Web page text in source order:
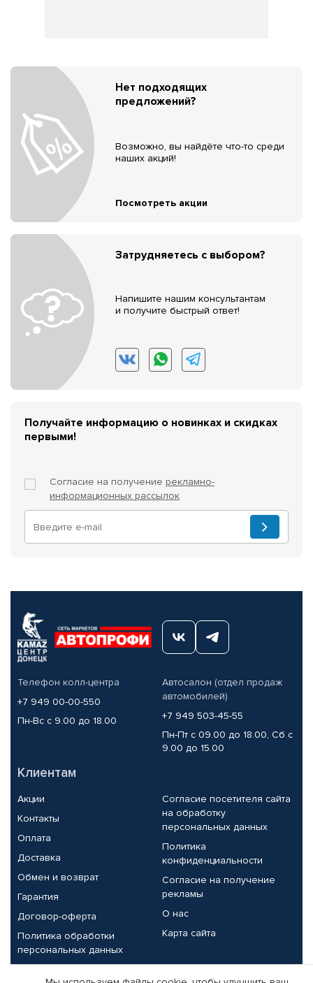
Нет подходящих
предложений?
Возможно, вы найдёте что-то среди
наших акций!
Посмотреть акции
Затрудняетесь с выбором?
Напишите нашим консультантам
и получите быстрый ответ!
Получайте информацию о новинках и скидках
первыми!
Согласие на получение рекламно-
информационных рассылок
Телефон колл-центра
+7 949 00-00-550
Пн-Вс с 9.00 до 18.00
Автосалон (отдел продаж
автомобилей)
+7 949 503-45-55
Пн-Пт с 09.00 до 18.00, Сб с
9.00 до 15.00
Клиентам
Акции
Контакты
Оплата
Доставка
Обмен и возврат
Гарантия
Договор-оферта
Политика обработки
персональных данных
Согласие посетителя сайта
на обработку
персональных данных
Политика
конфиденциальности
Согласие на получение
рекламы
О нас
Карта сайта